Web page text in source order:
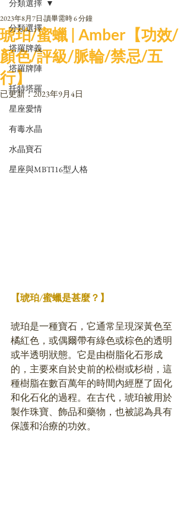
分類選擇
塔羅牌義
塔羅牌陣
托特塔羅
星座愛情
有毒水晶
水晶寶石
星座與MBTI16型人格
分類選擇
琥珀/蜜蠟 | Amber【功效/
顏色/評級/脈輪/禁忌/五
行】
2023年8月7日 讀畢需時 6 分鐘
已更新：2023年9月4日
【琥珀/蜜蠟是甚麼？】
琥珀是一種寶石，它通常呈現深黃色至
橘紅色，或偶爾帶有綠色或棕色的透明
或半透明狀態。它是由樹脂化石形成
的，主要來自於史前的松樹或杉樹，這
種樹脂在數百萬年的時間內經歷了固化
和化石化的過程。在古代，琥珀被用於
製作珠寶、飾品和藥物，也被認為具有
保護和治療的功效。